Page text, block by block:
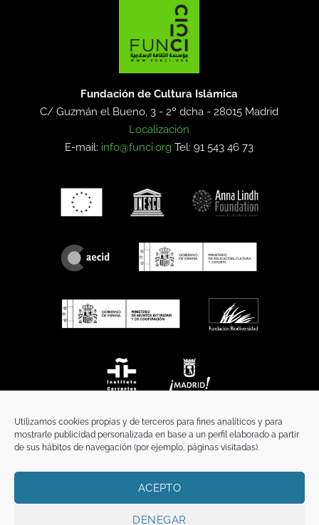
Utilizamos cookies propias y de terceros para fines analíticos y para
mostrarle publicidad personalizada en base a un perfil elaborado a partir
de sus hábitos de navegación (por ejemplo, páginas visitadas).
ACEPTO
DENEGAR
Fundación de Cultura Islámica
C/ Guzmán el Bueno, 3 - 2º dcha -28015 Madrid
Localización
E-mail: info@funci.org Tel: 91 543 46 73
TÉRMINOS Y CONDICIONES